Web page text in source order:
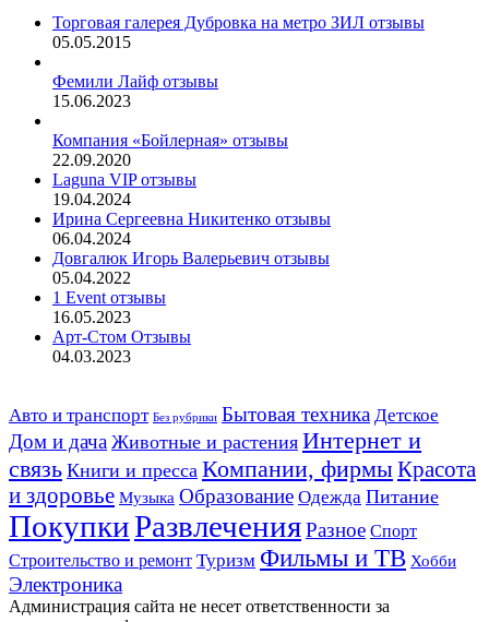
Торговая галерея Дубровка на метро ЗИЛ отзывы
05.05.2015
Фемили Лайф отзывы
15.06.2023
Компания «Бойлерная» отзывы
22.09.2020
Laguna VIP отзывы
19.04.2024
Ирина Сергеевна Никитенко отзывы
06.04.2024
Довгалюк Игорь Валерьевич отзывы
05.04.2022
1 Event отзывы
16.05.2023
Арт-Стом Отзывы
04.03.2023
Авто и транспорт Без рубрики Бытовая техника Детское
Дом и дача Животные и растения Интернет и
связь Книги и пресса Компании, фирмыКрасота
и здоровье Музыка Образование Одежда Питание
ПокупкиРазвлеченияРазное Спорт
Строительство и ремонт Туризм Фильмы и ТВ Хобби
Электроника
Администрация сайта не несет ответственности за